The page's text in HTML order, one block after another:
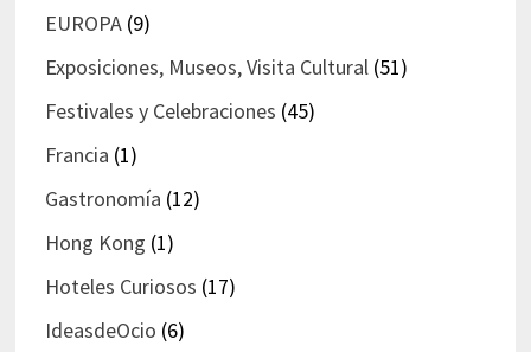
EUROPA(9)
Exposiciones, Museos, Visita Cultural(51)
Festivales y Celebraciones (45)
Francia (1)
Gastronomía (12)
Hong Kong (1)
Hoteles Curiosos (17)
IdeasdeOcio (6)